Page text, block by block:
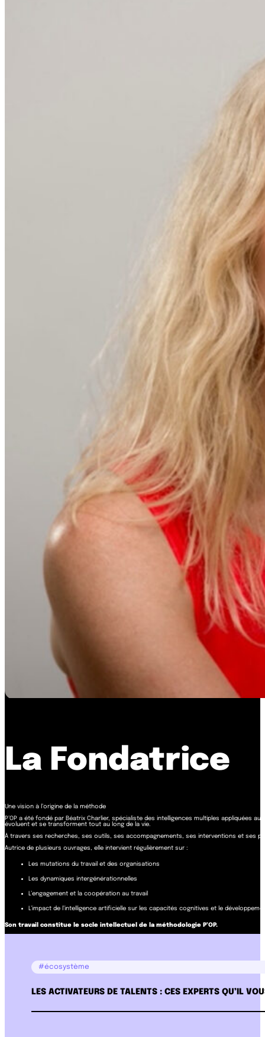
La Fondatrice
Une vision à l’origine de la méthode
P’OP a été fondé par Béatrix Charlier, spécialiste des intelligences multiples appliquées
évoluent et se transforment tout au long de la vie.
À travers ses recherches, ses outils, ses accompagnements, ses interventions et ses
Autrice de plusieurs ouvrages, elle intervient régulièrement sur :
Les mutations du travail et des organisations
Les dynamiques intergénérationnelles
L’engagement et la coopération au travail
L’impact de l’intelligence artificielle sur les capacités cognitives et le
Son travail constitue le socle intellectuel de la méthodologie P’OP.
#écosystème
LES ACTIVATEURS DE TALENTS : CES EXPERTS QU’IL